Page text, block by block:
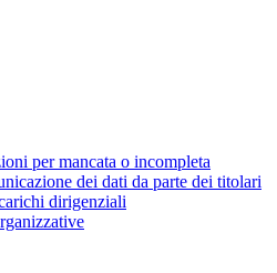
per mancata o incompleta
dei dati da parte dei titolari
dirigenziali